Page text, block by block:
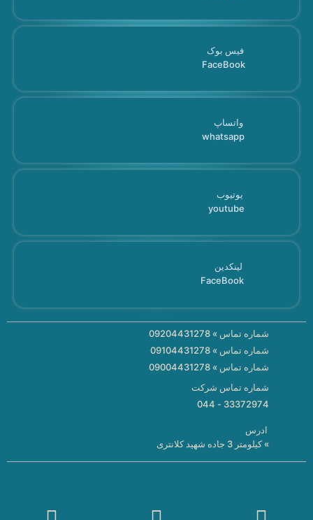
فیس بوک
FaceBook
واتساپ
whatsapp
یوتیوب
youtube
لینکدین
FaceBook
شماره تماس » 09204431278
شماره تماس » 09104431278
شماره تماس » 09004431278
شماره تماس شرکت
33372974 - 044
ادرس
» کیلومتر 3 جاده شهید کلانتری